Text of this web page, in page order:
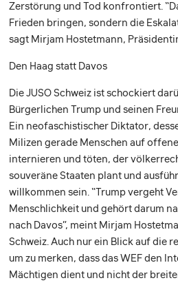
Zerstörung und Tod konfrontiert.
Frieden bringen, sondern die
sagt Mirjam Hostetmann,
Den Haag statt Davos
Die JUSO Schweiz ist schockiert
Bürgerlichen Trump und seinen
Ein neofaschistischer Diktator,
Milizen gerade Menschen auf
internieren und töten, der
souveräne Staaten plant und
willkommen sein. “Trump vergeht
Menschlichkeit und gehört darum
nach Davos”, meint Mirjam
Schweiz. Auch nur ein Blick auf die
um zu merken, dass das WEF den
Mächtigen dient und nicht der